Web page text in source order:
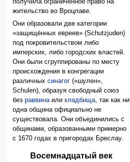
получила ограниченное право на
жительство во Вроцлаве.
Они образовали две категории
«защищённых евреев» (Schutzjuden)
под покровительством либо
имперских, либо городских властей.
Они были сгруппированы по месту
происхождения в конгрегации
различныхсинагог («шулен»,
Schulen), образуя свободный союз
безраввинаиликладбища, так как ни
одна община официально не
существовала. Они объединились с
общинами, образованными примерно
с 1670 годах в пригородах Бреслау.
Восемнадцатый век